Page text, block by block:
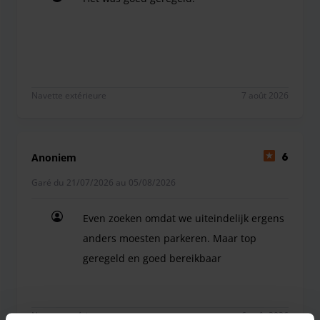
L'Eazzypark Rijspark facilite le stationnement. Le personnel
Navette extérieure 7 août 2026
Anoniem 6
Garé du 21/07/2026 au 05/08/2026
Even zoeken omdat we uiteindelijk ergens
anders moesten parkeren. Maar top
geregeld en goed bereikbaar
Navette extérieure 6 août 2026